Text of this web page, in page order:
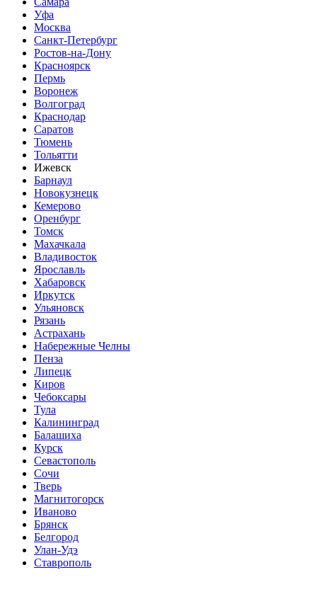
Уфа
Москва
Санкт-Петербург
Ростов-на-Дону
Красноярск
Пермь
Воронеж
Волгоград
Краснодар
Саратов
Тюмень
Тольятти
Ижевск
Барнаул
Новокузнецк
Кемерово
Оренбург
Томск
Махачкала
Владивосток
Ярославль
Хабаровск
Иркутск
Ульяновск
Рязань
Астрахань
Набережные Челны
Пенза
Липецк
Киров
Чебоксары
Тула
Калининград
Балашиха
Курск
Севастополь
Сочи
Тверь
Магнитогорск
Иваново
Брянск
Белгород
Улан-Удэ
Ставрополь